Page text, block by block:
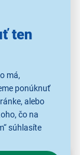
ten
má,
ponúknuť
alebo
čo na
súhlasíte
spredu plnené